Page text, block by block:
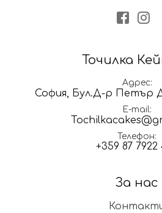
За нас
Точилка
Адрес
София, Бул.Д-р Петър
E-mail
Телефон
+359 87 7922